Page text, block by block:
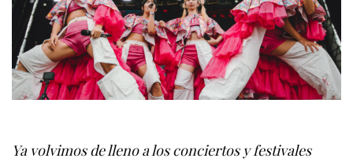
Ya volvimos de lleno a los conciertos y festivales